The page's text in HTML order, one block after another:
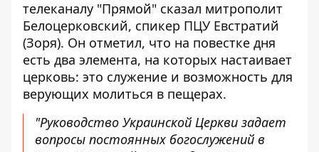
телеканалу "Прямой" сказал митрополит
Белоцерковский, спикер ПЦУ Евстратий
(Зоря). Он отметил, что на повестке дня
есть два элемента, на которых настаивает
церковь: это служение и возможность для
верующих молиться в пещерах.
"Руководство Украинской Церкви задает
вопросы постоянных богослужений в